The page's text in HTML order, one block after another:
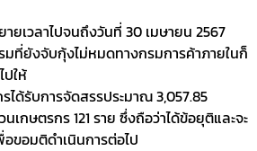
ายเวลาไปจนถึงวันที่ 30 เมษายน 2567
มที่ยังจับกุ้งไม่หมดทางกรมการค้าภายในก็
ปให้
ด้รับการจัดสรรประมาณ 3,057.85
เกษตรกร 121 ราย ซึ่งถือว่าได้ข้อยุติและจะ
อขอมติดำเนินการต่อไป